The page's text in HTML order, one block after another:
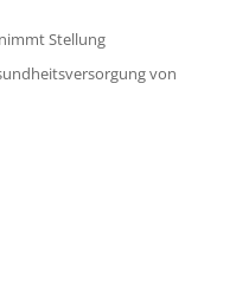
Stellung
von